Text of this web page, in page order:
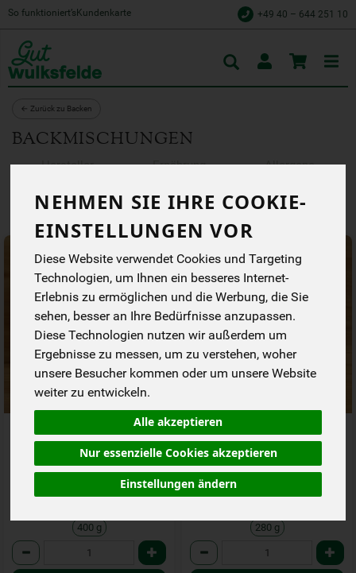
NEHMEN SIE IHRE COOKIE-
EINSTELLUNGEN VOR
Diese Website verwendet Cookies und Targeting
Technologien, um Ihnen ein besseres Internet-
Erlebnis zu ermöglichen und die Werbung, die Sie
sehen, besser an Ihre Bedürfnisse anzupassen.
Diese Technologien nutzen wir außerdem um
Ergebnisse zu messen, um zu verstehen, woher
unsere Besucher kommen oder um unsere Website
weiter zu entwickeln.
Alle akzeptieren
Nur essenzielle Cookies akzeptieren
Einstellungen ändern
So funktioniert’s Kundenkarte +49 40 – 644 251 10
← Zurück zu Backen
BACKMISCHUNGEN
Hersteller Ernährung Allergene
Flammkuchen (2x200g)
3,49 €*
/ 400 g
1 * 400 g (8,73 € / kg)
400 g
Anzahl
Backmischung Banana Bread
Muffins
3,79 €*
1 * 280 g (13,53 € / 1 kg)
280 g
Anzahl
Toggle
cart